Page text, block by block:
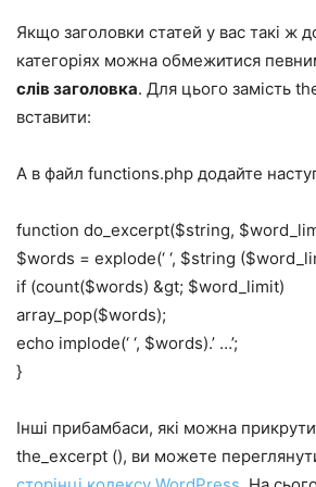
Якщо заголовки статей у вас такі ж
категоріях можна обмежитися
слів заголовка. Для цього замість
вставити:
А в файл functions.php додайте
function do_excerpt($string,
$words = explode(‘ ‘, $string
if (count($words) &gt; $word_limit)
array_pop($words);
echo implode(‘ ‘, $words).’ …’;
}
Інші прибамбаси, які можна
the_excerpt (), ви можете переглянути